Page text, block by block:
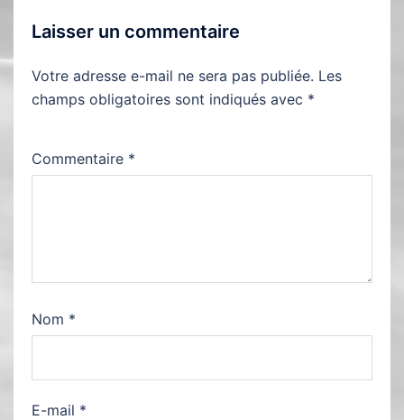
Laisser un commentaire
Votre adresse e-mail ne sera pas publiée. Les
champs obligatoires sont indiqués avec *
Commentaire *
Nom *
E-mail *